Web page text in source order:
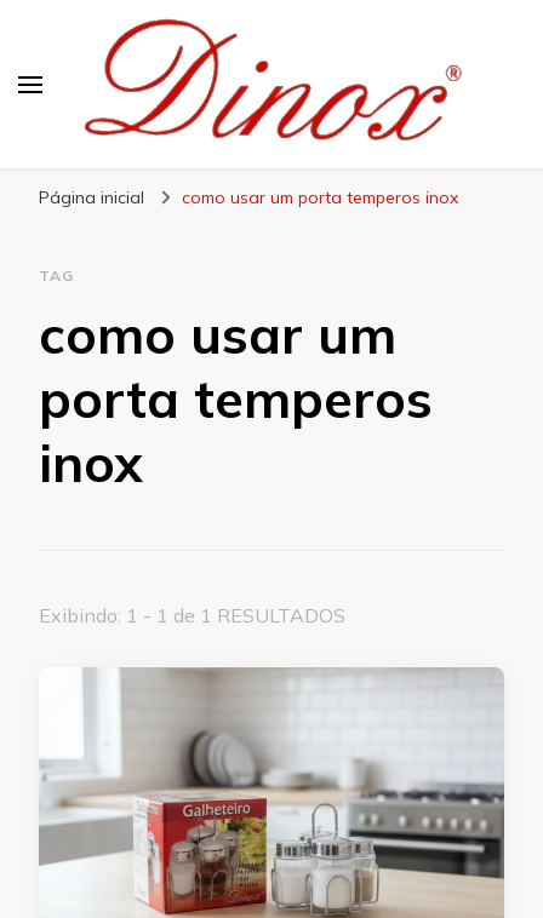
Página inicial como usar um porta temperos inox
TAG
como usar um
porta temperos
inox
Exibindo: 1 - 1 de 1 RESULTADOS